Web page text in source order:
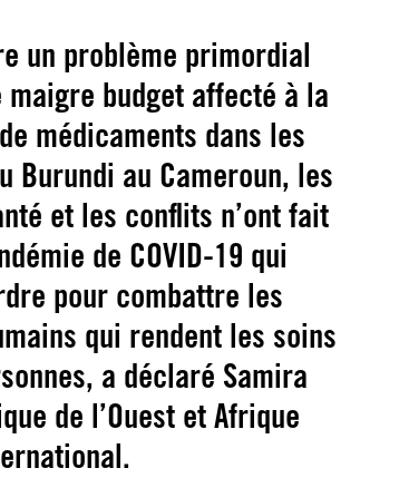
un problème primordial
budget affecté à la
médicaments dans les
Burundi au Cameroun, les
et les conflits n’ont fait
de COVID-19 qui
pour combattre les
qui rendent les soins
a déclaré Samira
de l’Ouest et Afrique